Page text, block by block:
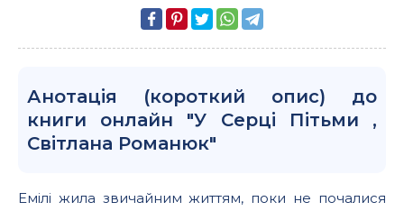
Анотація (короткий опис) до
книги онлайн "У Серці Пітьми ,
Світлана Романюк"
Емілі жила звичайним життям, поки не почалися